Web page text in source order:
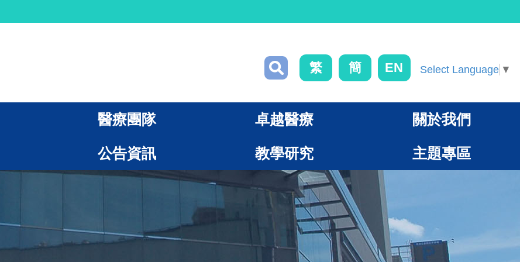
繁 簡 EN Select Language ▼
醫療團隊 卓越醫療 關於我們
公告資訊 教學研究 主題專區